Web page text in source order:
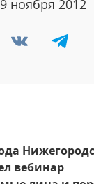
ноября 2012
вебинар